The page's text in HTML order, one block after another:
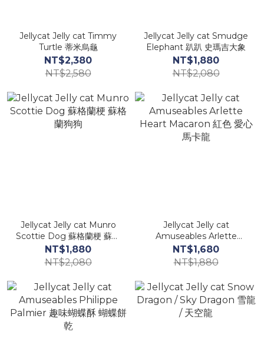
Jellycat Jelly cat Timmy
Turtle 蒂米烏龜
NT$2,380
NT$2,580
Jellycat Jelly cat Smudge
Elephant 趴趴 史瑪吉大象
NT$1,880
NT$2,080
Jellycat Jelly cat Munro
Scottie Dog 蘇格蘭梗 蘇格
蘭狗狗
NT$1,880
NT$2,080
Jellycat Jelly cat
Amuseables Arlette
Heart Macaron 紅色 愛心
馬卡龍
NT$1,680
NT$1,880